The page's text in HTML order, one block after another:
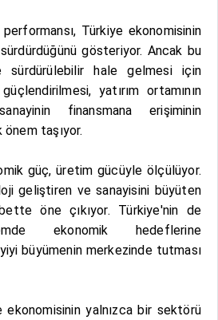
Türkiye ekonomisinin
gösteriyor. Ancak bu
sürdürülebilir hale gelmesi için
yatırım ortamının
finansmana erişiminin
önem taşıyor.
güç, üretim gücüyle ölçülüyor.
geliştiren ve sanayisini büyüten
öne çıkıyor. Türkiye'nin de
ekonomik hedeflerine
büyümenin merkezinde tutması
ekonomisinin yalnızca bir sektörü